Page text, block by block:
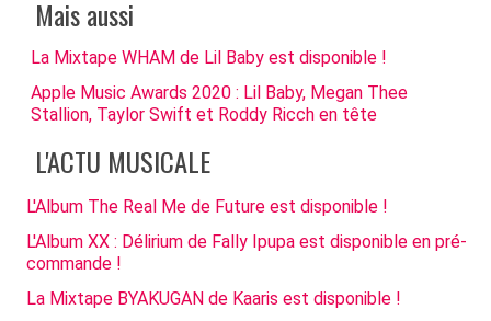
Mais aussi
La Mixtape WHAM de Lil Baby est disponible !
Apple Music Awards 2020 : Lil Baby, Megan Thee
Stallion, Taylor Swift et Roddy Ricch en tête
L'ACTU MUSICALE
L'Album The Real Me de Future est disponible !
L'Album XX : Délirium de Fally Ipupa est disponible en pré-
commande !
La Mixtape BYAKUGAN de Kaaris est disponible !